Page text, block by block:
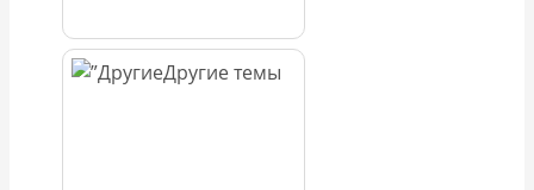
Другие темы